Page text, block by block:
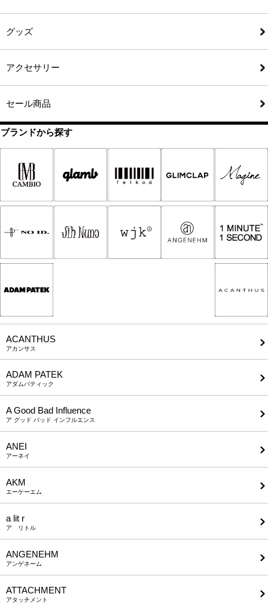
グッズ
アクセサリー
セール商品
ブランドから探す
ACANTHUS
アカンサス
ADAM PATEK
アダムパティック
A Good Bad Influence
ア グッド バッド インフルエンス
ANEI
アーネイ
AKM
エーケーエム
a lit r
ア リトル
ANGENEHM
アンゲネーム
ATTACHMENT
アタッチメント